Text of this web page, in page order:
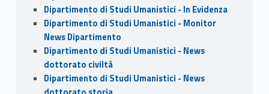
Dipartimento di Studi Umanistici - In Evidenza
Dipartimento di Studi Umanistici - Monitor
News Dipartimento
Dipartimento di Studi Umanistici - News
dottorato civiltà
Dipartimento di Studi Umanistici - News